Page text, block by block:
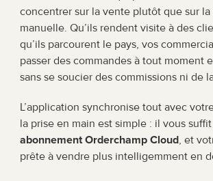
concentrer sur la vente plutôt que sur la
manuelle. Qu’ils rendent visite à des
qu’ils parcourent le pays, vos
passer des commandes à tout moment
sans se soucier des commissions ni de
L’application synchronise tout avec
abonnement Orderchamp Cloud, et
prête à vendre plus intelligemment en